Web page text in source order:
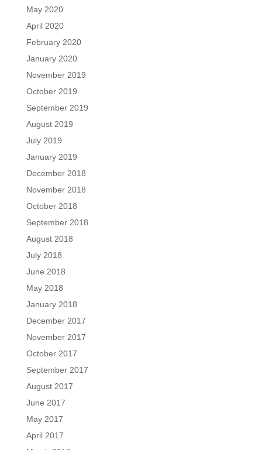
May 2020
April 2020
February 2020
January 2020
November 2019
October 2019
September 2019
August 2019
July 2019
January 2019
December 2018
November 2018
October 2018
September 2018
August 2018
July 2018
June 2018
May 2018
January 2018
December 2017
November 2017
October 2017
September 2017
August 2017
June 2017
May 2017
April 2017